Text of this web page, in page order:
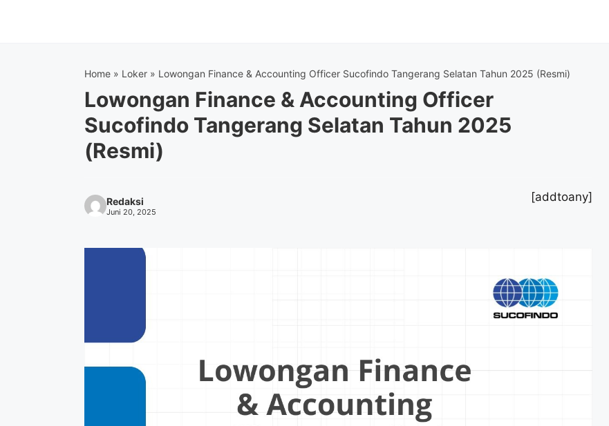
Home » Loker » Lowongan Finance & Accounting Officer Sucofindo Tangerang Selatan Tahun 2025 (Resmi)
Lowongan Finance & Accounting Officer
Sucofindo Tangerang Selatan Tahun 2025
(Resmi)
Redaksi
Juni 20, 2025
[addtoany]